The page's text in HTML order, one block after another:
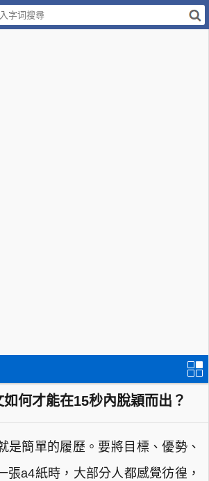
何才能在15秒內脫穎而出？
是簡單的履歷。要將目標、優勢、
張a4紙時，大部分人都感覺彷徨，